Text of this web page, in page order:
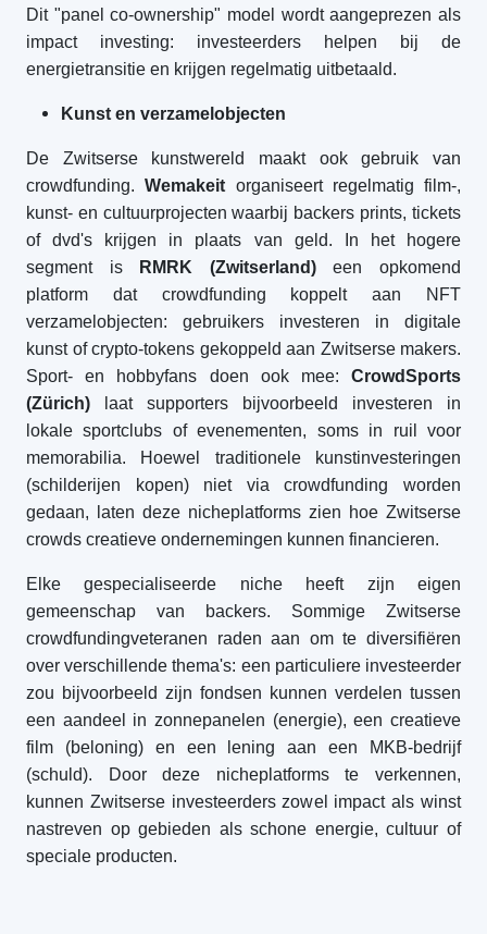
Dit "panel co-ownership" model wordt aangeprezen als
impact investing: investeerders helpen bij de
energietransitie en krijgen regelmatig uitbetaald.
Kunst en verzamelobjecten
De Zwitserse kunstwereld maakt ook gebruik van
crowdfunding.Wemakeit organiseert regelmatig film-,
kunst- en cultuurprojecten waarbij backers prints, tickets
of dvd's krijgen in plaats van geld. In het hogere
segment is
RMRK (Zwitserland)een opkomend
platform dat crowdfunding koppelt aan NFT
verzamelobjecten: gebruikers investeren in digitale
kunst of crypto-tokens gekoppeld aan Zwitserse makers.
Sport- en hobbyfans doen ook mee: CrowdSports
(Zürich) laat supporters bijvoorbeeld investeren in
lokale sportclubs of evenementen, soms in ruil voor
memorabilia. Hoewel traditionele kunstinvesteringen
(schilderijen kopen) niet via crowdfunding worden
gedaan, laten deze nicheplatforms zien hoe Zwitserse
crowds creatieve ondernemingen kunnen financieren.
Elke gespecialiseerde niche heeft zijn eigen
gemeenschap van backers. Sommige Zwitserse
crowdfundingveteranen raden aan om te diversifiëren
over verschillende thema's: een particuliere investeerder
zou bijvoorbeeld zijn fondsen kunnen verdelen tussen
een aandeel in zonnepanelen (energie), een creatieve
film (beloning) en een lening aan een MKB-bedrijf
(schuld). Door deze nicheplatforms te verkennen,
kunnen Zwitserse investeerders zowel impact als winst
nastreven op gebieden als schone energie, cultuur of
speciale producten.